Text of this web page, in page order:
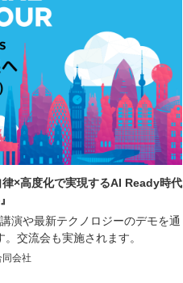
律×高度化で実現するAI Ready時代
演や最新テクノロジーのデモを通
交流会も実施されます。
会社